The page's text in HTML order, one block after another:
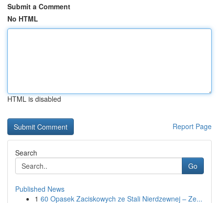
Submit a Comment
No HTML
HTML is disabled
Report Page
Search
Go
Published News
1 60 Opasek Zaciskowych ze Stali Nierdzewnej – Ze...